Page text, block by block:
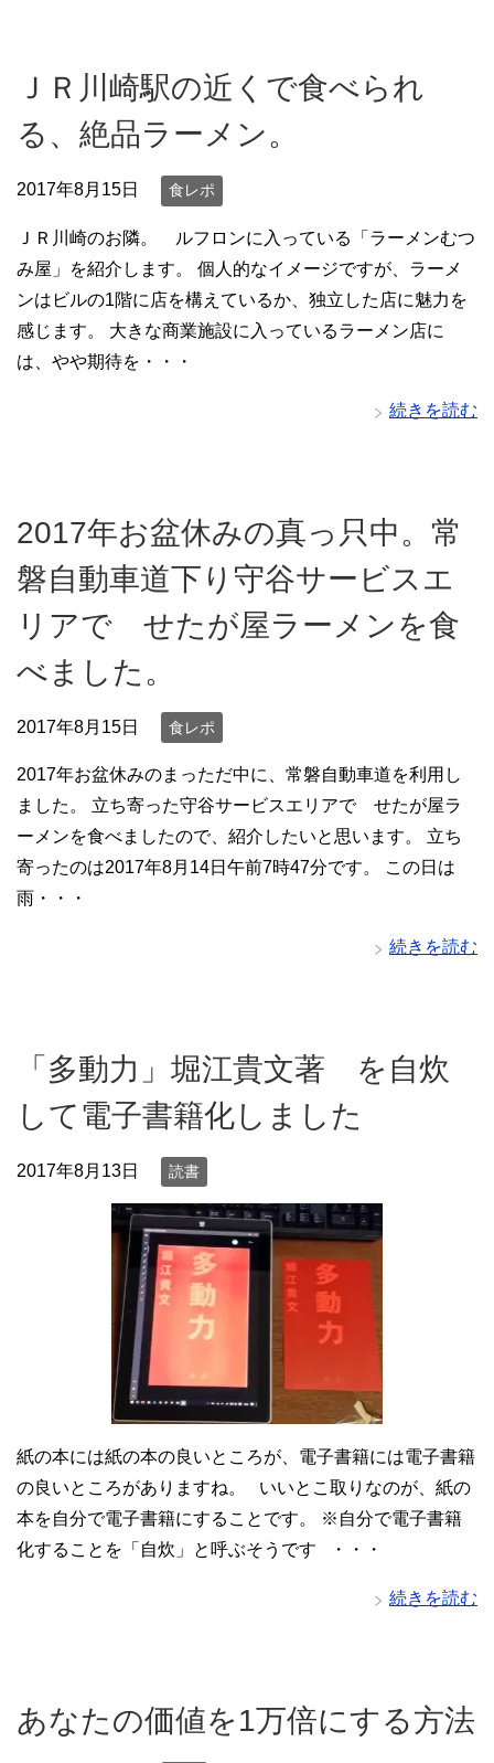
ＪＲ川崎駅の近くで食べられ
る、絶品ラーメン。
2017年8月15日 食レポ
ＪＲ川崎のお隣。 ルフロンに入っている「ラーメンむつ
み屋」を紹介します。 個人的なイメージですが、ラーメ
ンはビルの1階に店を構えているか、独立した店に魅力を
感じます。 大きな商業施設に入っているラーメン店に
は、やや期待を・・・
続きを読む
2017年お盆休みの真っ只中。常
磐自動車道下り守谷サービスエ
リアで せたが屋ラーメンを食
べました。
2017年8月15日 食レポ
2017年お盆休みのまっただ中に、常磐自動車道を利用し
ました。 立ち寄った守谷サービスエリアで せたが屋ラ
ーメンを食べましたので、紹介したいと思います。 立ち
寄ったのは2017年8月14日午前7時47分です。 この日は
雨・・・
続きを読む
「多動力」堀江貴文著 を自炊
して電子書籍化しました
2017年8月13日 読書
紙の本には紙の本の良いところが、電子書籍には電子書籍
の良いところがありますね。 いいとこ取りなのが、紙の
本を自分で電子書籍にすることです。 ※自分で電子書籍
化することを「自炊」と呼ぶそうです ・・・
続きを読む
あなたの価値を1万倍にする方法